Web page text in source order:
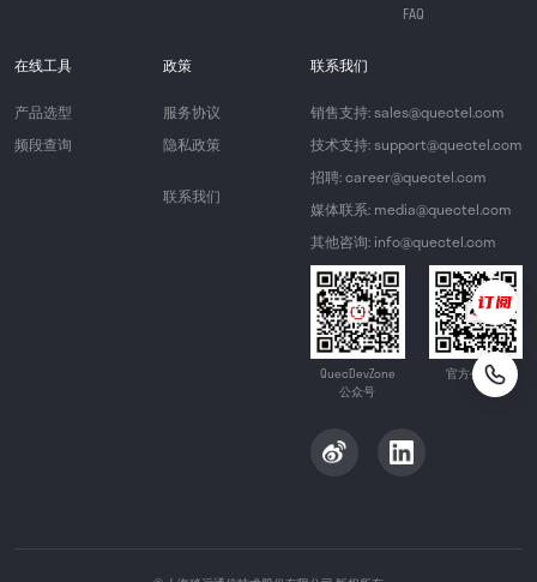
FAQ
在线工具
产品选型
频段查询
政策
服务协议
隐私政策
联系我们
联系我们
销售支持: sales@quectel.com
技术支持: support@quectel.com
招聘: career@quectel.com
媒体联系: media@quectel.com
其他咨询: info@quectel.com
QuecDevZone
公众号
官方公众号